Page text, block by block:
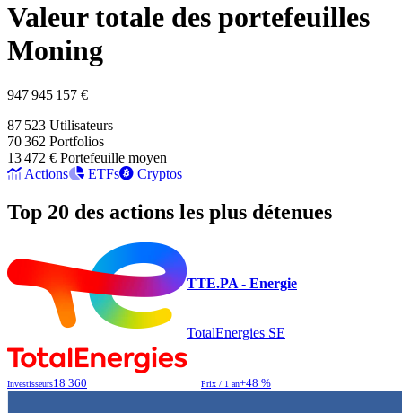
Valeur totale des portefeuilles
Moning
947 945 157 €
87 523 Utilisateurs
70 362 Portfolios
13 472 € Portefeuille moyen
Actions
ETFs Cryptos
Top 20 des actions les plus détenues
TTE.PA - Energie
TotalEnergies SE
Investisseurs18 360 Prix / 1 an+48 %